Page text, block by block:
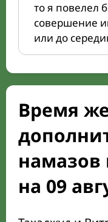
то я повелел
совершение
или до
Время
на 09